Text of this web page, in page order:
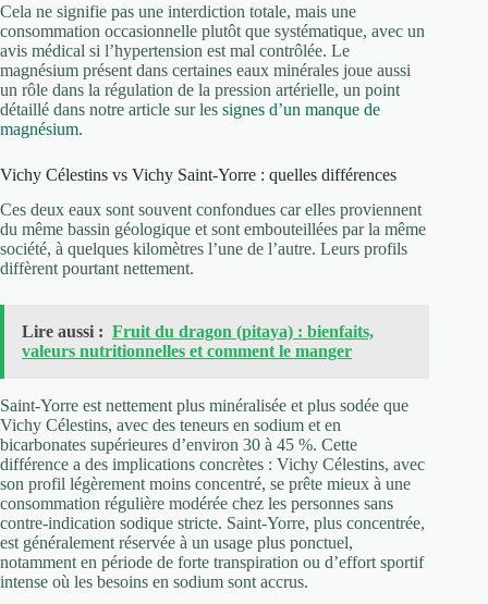
Cela ne signifie pas une interdiction totale, mais une
consommation occasionnelle plutôt que systématique, avec un
avis médical si l’hypertension est mal contrôlée. Le
magnésium présent dans certaines eaux minérales joue aussi
un rôle dans la régulation de la pression artérielle, un point
détaillé dans notre article sur les signes d’un manque de
magnésium.
Vichy Célestins vs Vichy Saint-Yorre : quelles différences
Ces deux eaux sont souvent confondues car elles proviennent
du même bassin géologique et sont embouteillées par la même
société, à quelques kilomètres l’une de l’autre. Leurs profils
diffèrent pourtant nettement.
Lire aussi : Fruit du dragon (pitaya) : bienfaits,
valeurs nutritionnelles et comment le manger
Saint-Yorre est nettement plus minéralisée et plus sodée que
Vichy Célestins, avec des teneurs en sodium et en
bicarbonates supérieures d’environ 30 à 45 %. Cette
différence a des implications concrètes : Vichy Célestins, avec
son profil légèrement moins concentré, se prête mieux à une
consommation régulière modérée chez les personnes sans
contre-indication sodique stricte. Saint-Yorre, plus concentrée,
est généralement réservée à un usage plus ponctuel,
notamment en période de forte transpiration ou d’effort sportif
intense où les besoins en sodium sont accrus.